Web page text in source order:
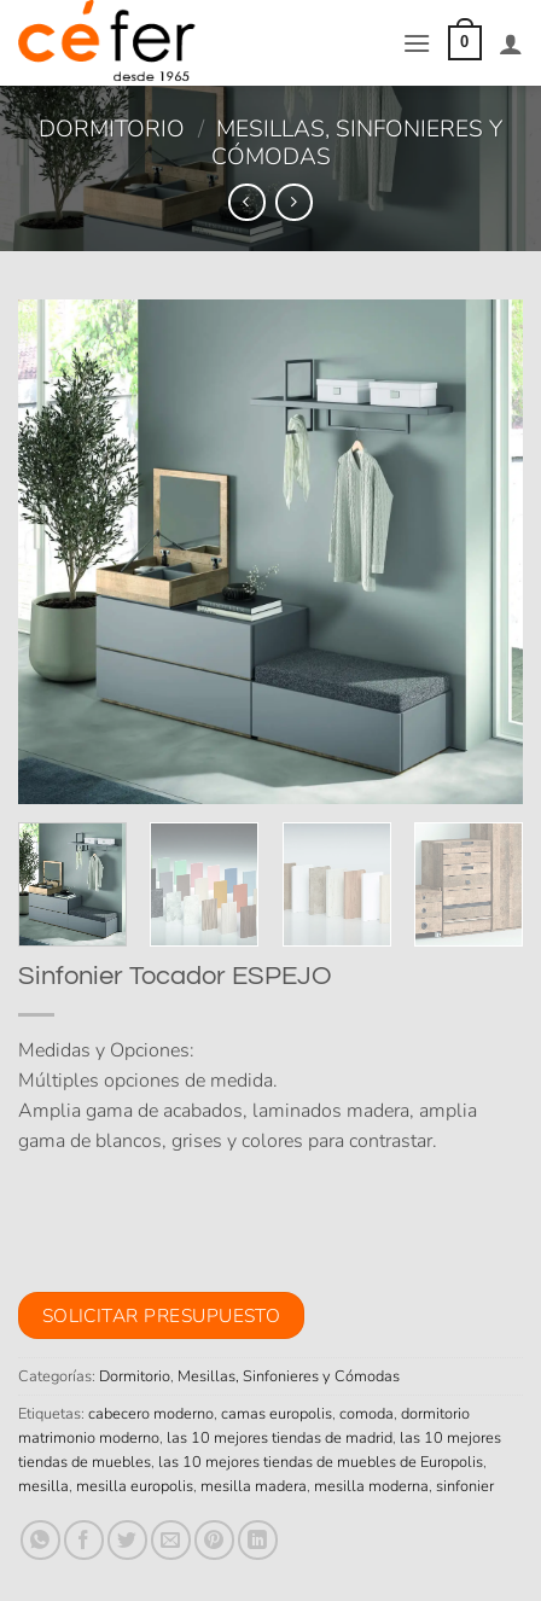
0
DORMITORIO / MESILLAS, SINFONIERES Y
CÓMODAS
Sinfonier Tocador ESPEJO
Medidas y Opciones:
Múltiples opciones de medida.
Amplia gama de acabados, laminados madera, amplia
gama de blancos, grises y colores para contrastar.
SOLICITAR PRESUPUESTO
Categorías: Dormitorio, Mesillas, Sinfonieres y Cómodas
Etiquetas: cabecero moderno, camas europolis, comoda, dormitorio
matrimonio moderno, las 10 mejores tiendas de madrid, las 10 mejores
tiendas de muebles, las 10 mejores tiendas de muebles de Europolis,
mesilla, mesilla europolis, mesilla madera, mesilla moderna, sinfonier